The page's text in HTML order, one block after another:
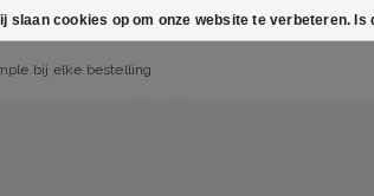
bij elke bestelling
slaan cookies op om onze website te verbeteren. Is